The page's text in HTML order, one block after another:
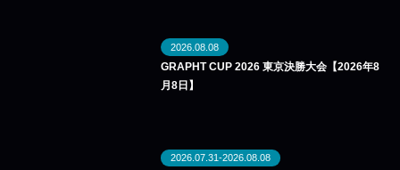
2026.08.08
GRAPHT CUP 2026 東京決勝大会【2026年8
月8日】
2026.07.31-2026.08.08